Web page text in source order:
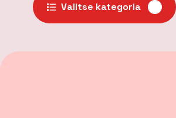
Valitse kategoria